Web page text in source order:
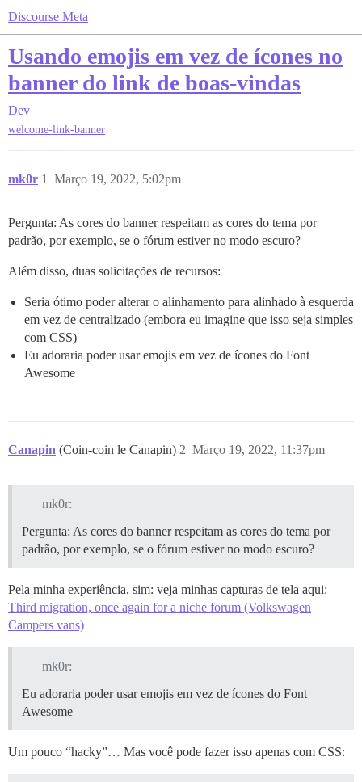
Discourse Meta
Usando emojis em vez de ícones no
banner do link de boas-vindas
Dev
welcome-link-banner
mk0r Março 19, 2022, 5:02pm
1
Pergunta: As cores do banner respeitam as cores do tema por
padrão, por exemplo, se o fórum estiver no modo escuro?
Além disso, duas solicitações de recursos:
Seria ótimo poder alterar o alinhamento para alinhado à esquerda
em vez de centralizado (embora eu imagine que isso seja simples
com CSS)
Eu adoraria poder usar emojis em vez de ícones do Font
Awesome
Canapin (Coin-coin le Canapin) Março 19, 2022, 11:37pm
2
mk0r:
Pergunta: As cores do banner respeitam as cores do tema por
padrão, por exemplo, se o fórum estiver no modo escuro?
Pela minha experiência, sim: veja minhas capturas de tela aqui:
Third migration, once again for a niche forum (Volkswagen
Campers vans)
mk0r:
Eu adoraria poder usar emojis em vez de ícones do Font
Awesome
Um pouco “hacky”… Mas você pode fazer isso apenas com CSS: